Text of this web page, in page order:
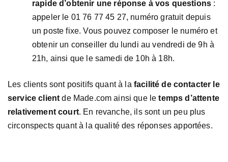
rapide d’obtenir une réponse à vos questions :
appeler le 01 76 77 45 27, numéro gratuit depuis
un poste fixe. Vous pouvez composer le numéro et
obtenir un conseiller du lundi au vendredi de 9h à
21h, ainsi que le samedi de 10h à 18h.
Les clients sont positifs quant à la facilité de contacter le
service client de Made.com ainsi que letemps d’attente
relativement court. En revanche, ils sont un peu plus
circonspects quant à la qualité des réponses apportées.